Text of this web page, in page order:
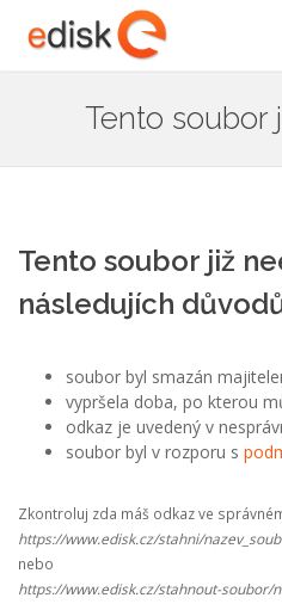
Tento soubor
Tento soubor již
následujích
soubor byl smazán
vypršela doba, po kterou
odkaz je uvedený v
soubor byl v rozporu s
Zkontroluj zda máš odkaz ve
https://www.edisk.cz/stahni/
nebo
https://www.edisk.cz/stahnout-soubor/